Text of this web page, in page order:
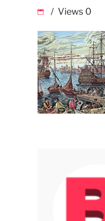
Views 0